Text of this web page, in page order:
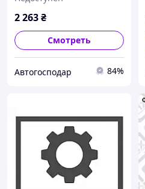
0300
2 263₴
Смотреть
Автогосподар 84%